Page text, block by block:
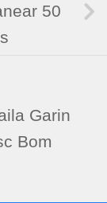
50
Garin
Bom